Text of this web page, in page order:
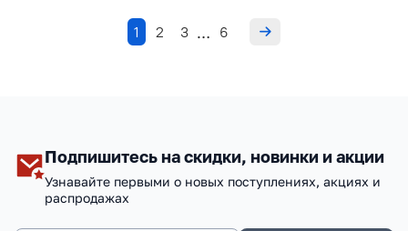
1 2 3 … 6
Подпишитесь на скидки, новинки и акции
Узнавайте первыми о новых поступлениях, акциях и
распродажах